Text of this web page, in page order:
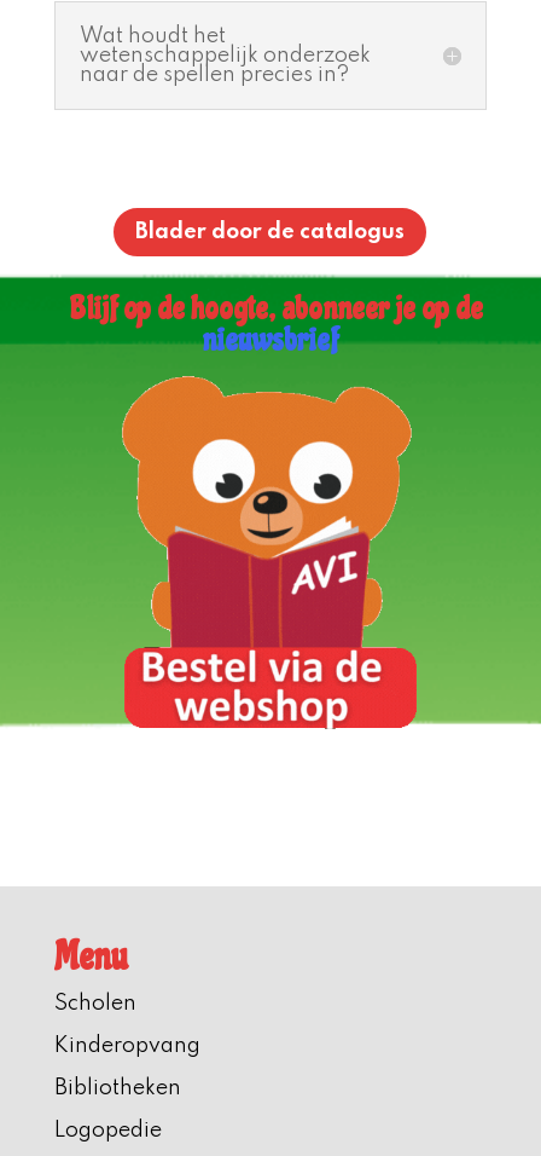
Wat houdt het
wetenschappelijk onderzoek
naar de spellen precies in?
Blader door de catalogus
Blijf op de hoogte, abonneer je op de
nieuwsbrief
Menu
Scholen
Kinderopvang
Bibliotheken
Logopedie